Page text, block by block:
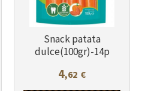
Snack patata
dulce(100gr)-14p
4,62 €